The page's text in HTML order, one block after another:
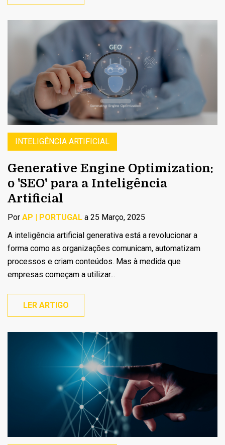
INTELIGÊNCIA ARTIFICIAL
Generative Engine Optimization:
o 'SEO' para a Inteligência
Artificial
Por AP | PORTUGAL a 25 Março, 2025
A inteligência artificial generativa está a revolucionar a
forma como as organizações comunicam, automatizam
processos e criam conteúdos. Mas à medida que
empresas começam a utilizar...
LER ARTIGO